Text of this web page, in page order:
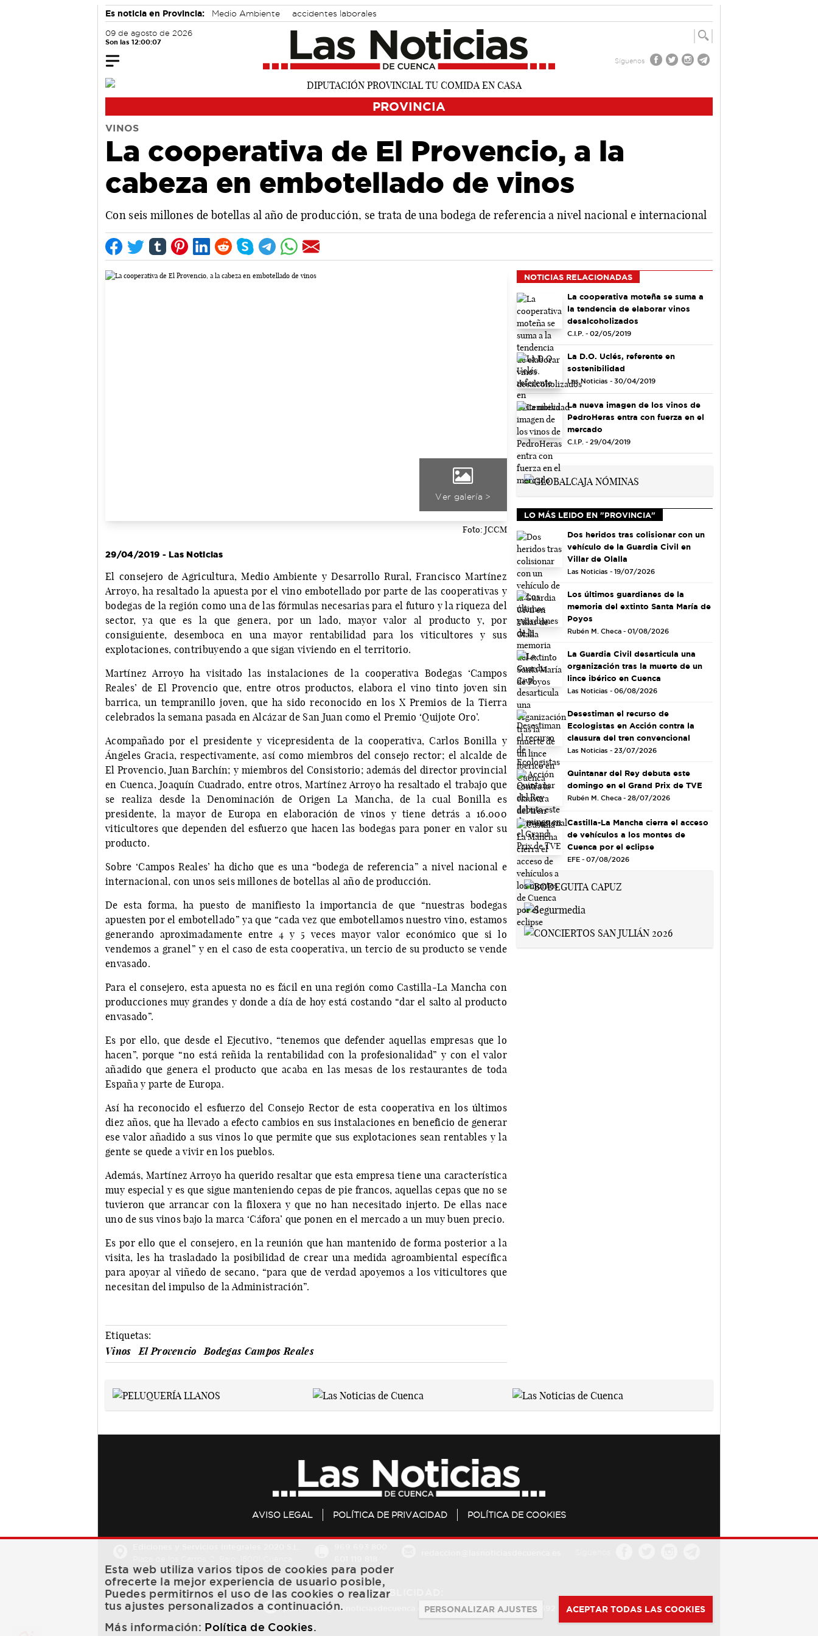
Es noticia en Provincia: Medio Ambiente accidentes laborales
09 de agosto de 2026
Son las 12:00:08
Síguenos
PROVINCIA
VINOS
La cooperativa de El Provencio, a la
cabeza en embotellado de vinos
Con seis millones de botellas al año de producción, se trata de una bodega de referencia a nivel nacional e internacional
Ver galería >
Foto: JCCM
29/04/2019 - Las Noticias
El consejero de Agricultura, Medio Ambiente y Desarrollo Rural, Francisco Martínez
Arroyo, ha resaltado la apuesta por el vino embotellado por parte de las cooperativas y
bodegas de la región como una de las fórmulas necesarias para el futuro y la riqueza del
sector, ya que es la que genera, por un lado, mayor valor al producto y, por
consiguiente, desemboca en una mayor rentabilidad para los viticultores y sus
explotaciones, contribuyendo a que sigan viviendo en el territorio.
Martínez Arroyo ha visitado las instalaciones de la cooperativa Bodegas ‘Campos
Reales’ de El Provencio que, entre otros productos, elabora el vino tinto joven sin
barrica, un tempranillo joven, que ha sido reconocido en los X Premios de la Tierra
celebrados la semana pasada en Alcázar de San Juan como el Premio ‘Quijote Oro’.
Acompañado por el presidente y vicepresidenta de la cooperativa, Carlos Bonilla y
Ángeles Gracia, respectivamente, así como miembros del consejo rector; el alcalde de
El Provencio, Juan Barchín; y miembros del Consistorio; además del director provincial
en Cuenca, Joaquín Cuadrado, entre otros, Martínez Arroyo ha resaltado el trabajo que
se realiza desde la Denominación de Origen La Mancha, de la cual Bonilla es
presidente, la mayor de Europa en elaboración de vinos y tiene detrás a 16.000
viticultores que dependen del esfuerzo que hacen las bodegas para poner en valor su
producto.
Sobre ‘Campos Reales’ ha dicho que es una “bodega de referencia” a nivel nacional e
internacional, con unos seis millones de botellas al año de producción.
De esta forma, ha puesto de manifiesto la importancia de que “nuestras bodegas
apuesten por el embotellado” ya que “cada vez que embotellamos nuestro vino, estamos
generando aproximadamente entre 4 y 5 veces mayor valor económico que si lo
vendemos a granel” y en el caso de esta cooperativa, un tercio de su producto se vende
envasado.
Para el consejero, esta apuesta no es fácil en una región como Castilla-La Mancha con
producciones muy grandes y donde a día de hoy está costando “dar el salto al producto
envasado”.
Es por ello, que desde el Ejecutivo, “tenemos que defender aquellas empresas que lo
hacen”, porque “no está reñida la rentabilidad con la profesionalidad” y con el valor
añadido que genera el producto que acaba en las mesas de los restaurantes de toda
España y parte de Europa.
Así ha reconocido el esfuerzo del Consejo Rector de esta cooperativa en los últimos
diez años, que ha llevado a efecto cambios en sus instalaciones en beneficio de generar
ese valor añadido a sus vinos lo que permite que sus explotaciones sean rentables y la
gente se quede a vivir en los pueblos.
Además, Martínez Arroyo ha querido resaltar que esta empresa tiene una característica
muy especial y es que sigue manteniendo cepas de pie francos, aquellas cepas que no se
tuvieron que arrancar con la filoxera y que no han necesitado injerto. De ellas nace
uno de sus vinos bajo la marca ‘Cáfora’ que ponen en el mercado a un muy buen precio.
Es por ello que el consejero, en la reunión que han mantenido de forma posterior a la
visita, les ha trasladado la posibilidad de crear una medida agroambiental específica
para apoyar al viñedo de secano, “para que de verdad apoyemos a los viticultores que
necesitan del impulso de la Administración”.
Etiquetas:
Vinos
El Provencio Bodegas Campos Reales
NOTICIAS RELACIONADAS
La cooperativa moteña se suma a
la tendencia de elaborar vinos
desalcoholizados
C.I.P. - 02/05/2019
La D.O. Uclés, referente en
sostenibilidad
Las Noticias - 30/04/2019
La nueva imagen de los vinos de
PedroHeras entra con fuerza en el
mercado
C.I.P. - 29/04/2019
LO MÁS LEIDO EN "PROVINCIA"
Dos heridos tras colisionar con un
vehículo de la Guardia Civil en
Villar de Olalla
Las Noticias - 19/07/2026
Los últimos guardianes de la
memoria del extinto Santa María de
Poyos
Rubén M. Checa - 01/08/2026
La Guardia Civil desarticula una
organización tras la muerte de un
lince ibérico en Cuenca
Las Noticias - 06/08/2026
Desestiman el recurso de
Ecologistas en Acción contra la
clausura del tren convencional
Las Noticias - 23/07/2026
Quintanar del Rey debuta este
domingo en el Grand Prix de TVE
Rubén M. Checa - 28/07/2026
Castilla-La Mancha cierra el acceso
de vehículos a los montes de
Cuenca por el eclipse
EFE - 07/08/2026
AVISO LEGAL POLÍTICA DE PRIVACIDAD POLÍTICA DE COOKIES
PUBLICIDAD:
publicidad@lasnoticiasdecuenca.es 684 126 573 / 670 726 392
Esta web utiliza varios tipos de cookies para poder
ofrecerte la mejor experiencia de usuario posible,
Puedes permitirnos el uso de las cookies o realizar
tus ajustes personalizados a continuación.
Más información: Política de Cookies.
PERSONALIZAR AJUSTES ACEPTAR TODAS LAS COOKIES